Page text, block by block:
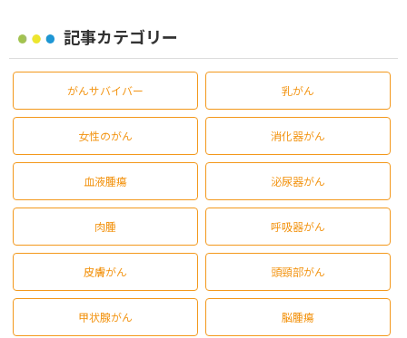
記事カテゴリー
がんサバイバー 乳がん
女性のがん 消化器がん
血液腫瘍 泌尿器がん
肉腫 呼吸器がん
皮膚がん 頭頸部がん
甲状腺がん 脳腫瘍